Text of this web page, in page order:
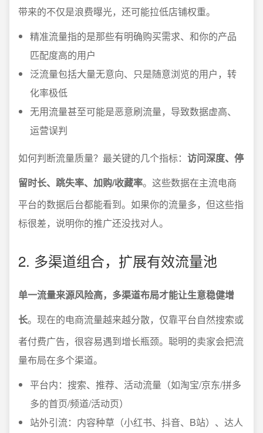
带来的不仅是浪费曝光，还可能拉低店铺权重。
精准流量指的是那些有明确购买需求、和你的产品
匹配度高的用户
泛流量包括大量无意向、只是随意浏览的用户，转
化率极低
无用流量甚至可能是恶意刷流量，导致数据虚高、
运营误判
如何判断流量质量？最关键的几个指标： 访问深度、停
留时长、跳失率、加购/收藏率。这些数据在主流电商
平台的数据后台都能看到。如果你的流量多，但这些指
标很差，说明你的推广还没找对人。
2. 多渠道组合，扩展有效流量池
单一流量来源风险高，多渠道布局才能让生意稳健增
长。现在的电商流量越来越分散，仅靠平台自然搜索或
者付费广告，很容易遇到增长瓶颈。聪明的卖家会把流
量布局在多个渠道。
平台内：搜索、推荐、活动流量（如淘宝/京东/拼多
多的首页/频道/活动页）
站外引流：内容种草（小红书、抖音、B站）、达人